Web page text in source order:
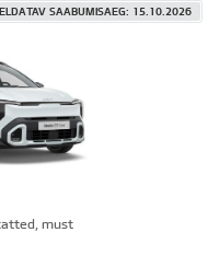
SAABUMISAEG: 15.10.2026
must